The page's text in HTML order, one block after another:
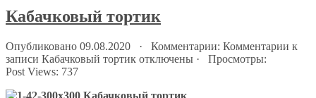
Кабачковый тортик
Опубликовано 09.08.2020 · Комментарии: Комментарии к
записи Кабачковый тортик отключены · Просмотры:
Post Views: 737